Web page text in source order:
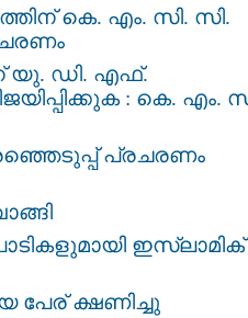
കെ. എം. സി. സി.
യു. ഡി. എഫ്.
: കെ. എം.
പ്രചരണം
ഇസ്ലാമിക്
പേ​ര് ക്ഷ​ണി​ച്ചു